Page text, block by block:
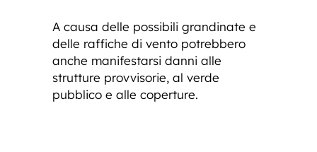
A causa delle possibili grandinate e
delle raffiche di vento potrebbero
anche manifestarsi danni alle
strutture provvisorie, al verde
pubblico e alle coperture.